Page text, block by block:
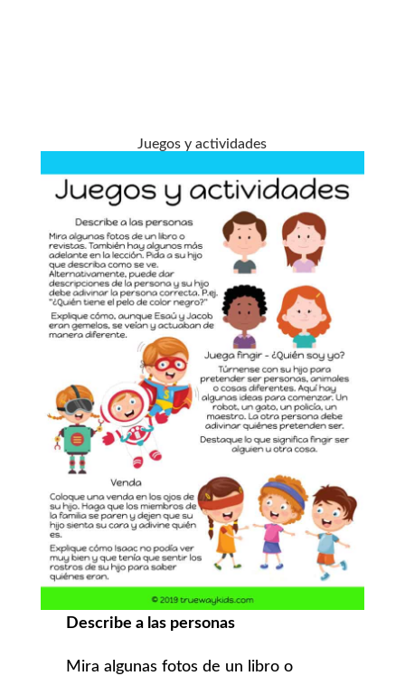
Juegos y actividades
Describe a las personas
Mira algunas fotos de un libro o